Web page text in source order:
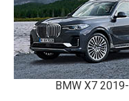
BMW X7 2019-